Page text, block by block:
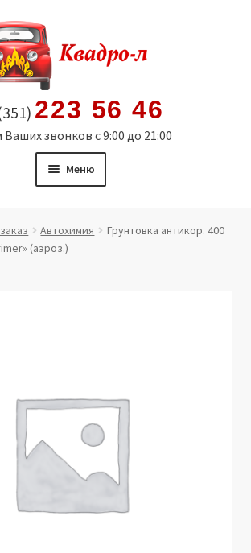
223 56 46
звонков с 9:00 до 21:00
Меню
Автохимия
Грунтовка антикор. 400
(аэроз.)